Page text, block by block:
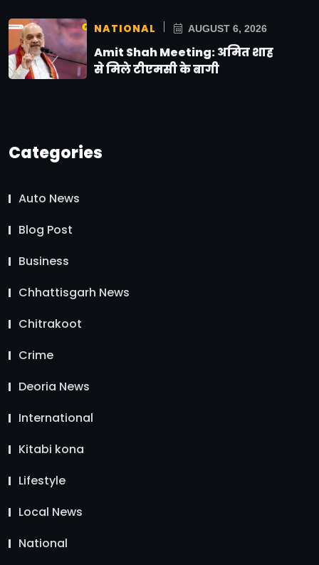
NATIONAL AUGUST 6, 2026
Amit Shah Meeting: अमित शाह
से मिले टीएमसी के बागी
Categories
Auto News
Blog Post
Business
Chhattisgarh News
Chitrakoot
Crime
Deoria News
International
Kitabi kona
Lifestyle
Local News
National